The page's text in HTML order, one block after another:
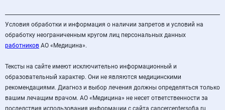
Условия обработки и информация о наличии запретов и условий на
обработку неограниченным кругом лиц персональных данных
работников АО «Медицина».
Тексты на сайте имеют исключительно информационный и
образовательный характер. Они не являются медицинскими
рекомендациями. Диагноз и выбор лечения должны определяться только
вашим лечащим врачом. АО «Медицина» не несет ответственности за